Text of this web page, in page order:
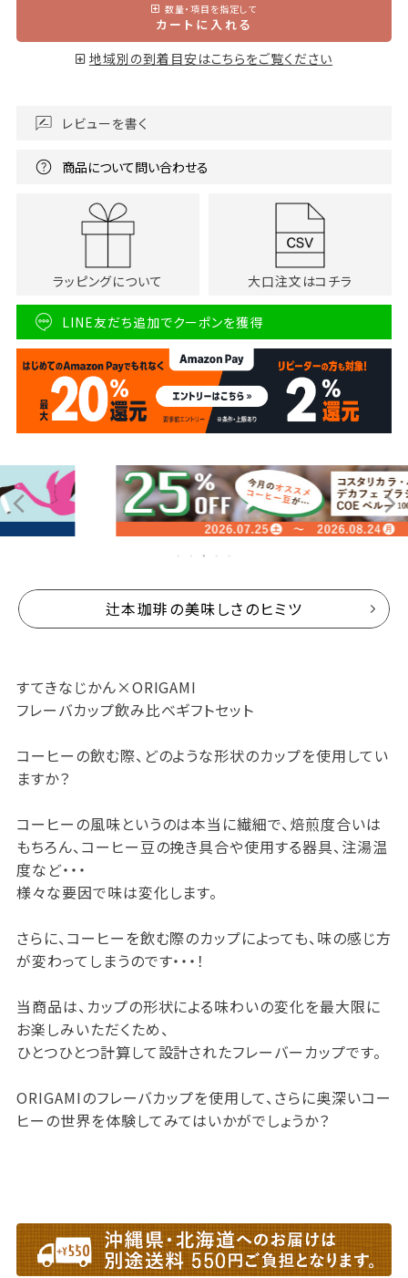
数量・項目を指定して
カートに入れる
地域別の到着目安はこちらをご覧ください
レビューを書く
商品について問い合わせる
ラッピングについて 大口注文はコチラ
LINE友だち追加でクーポンを獲得
辻本珈琲の美味しさのヒミツ
すてきなじかん×ORIGAMI
フレーバカップ飲み比べギフトセット
コーヒーの飲む際、どのような形状のカップを使用してい
ますか？
コーヒーの風味というのは本当に繊細で、焙煎度合いは
もちろん、コーヒー豆の挽き具合や使用する器具、注湯温
度など・・・
様々な要因で味は変化します。
さらに、コーヒーを飲む際のカップによっても、味の感じ方
が変わってしまうのです・・・！
当商品は、カップの形状による味わいの変化を最大限に
お楽しみいただくため、
ひとつひとつ計算して設計されたフレーバーカップです。
ORIGAMIのフレーバカップを使用して、さらに奥深いコー
ヒーの世界を体験してみてはいかがでしょうか？